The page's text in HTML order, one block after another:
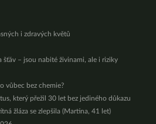
i zdravých květů
šťáv – jsou nabité živinami, ale i riziky
vůbec bez chemie?
který přežil 30 let bez jediného důkazu
žláza se zlepšila (Martina, 41 let)